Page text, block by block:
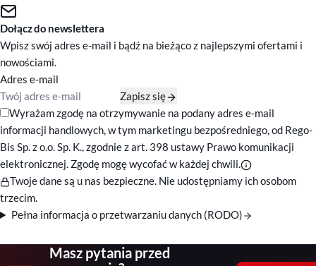
Dołącz do newslettera
Wpisz swój adres e-mail i bądź na bieżąco z najlepszymi ofertami i
nowościami.
Adres e-mail
Zapisz się
Zgody marketingowe
Wyrażam zgodę na otrzymywanie na podany adres e-mail
informacji handlowych, w tym marketingu bezpośredniego, od Rego-
Bis Sp. z o.o. Sp. K., zgodnie z art. 398 ustawy Prawo komunikacji
elektronicznej. Zgodę mogę wycofać w każdej chwili.
Twoje dane są u nas bezpieczne. Nie udostępniamy ich osobom
trzecim.
Pełna informacja o przetwarzaniu danych (RODO)
Masz pytania przed